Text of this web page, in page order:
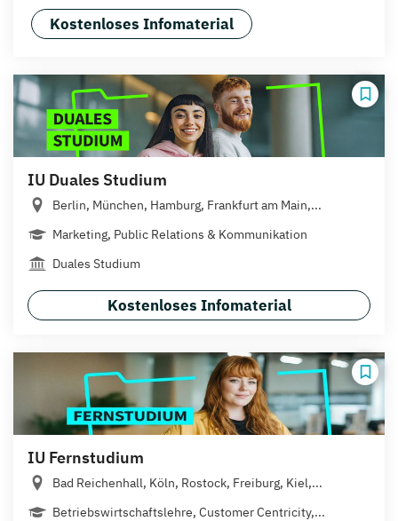
Kostenloses Infomaterial
IU Duales Studium
Berlin, München, Hamburg, Frankfurt am Main,...
Marketing, Public Relations & Kommunikation
Duales Studium
Kostenloses Infomaterial
IU Fernstudium
Bad Reichenhall, Köln, Rostock, Freiburg, Kiel,...
Betriebswirtschaftslehre, Customer Centricity,...